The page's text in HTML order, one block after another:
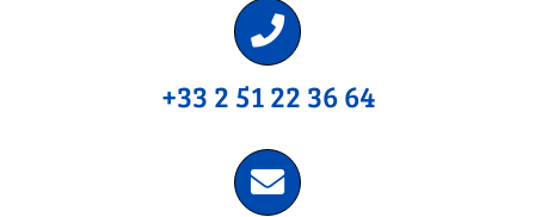
+33 2 51 22 36 64